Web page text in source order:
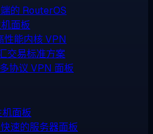
的 RouterOS
面板
性能内核 VPN
交易标准方案
多协议 VPN 面板
面板
速的服务器面板